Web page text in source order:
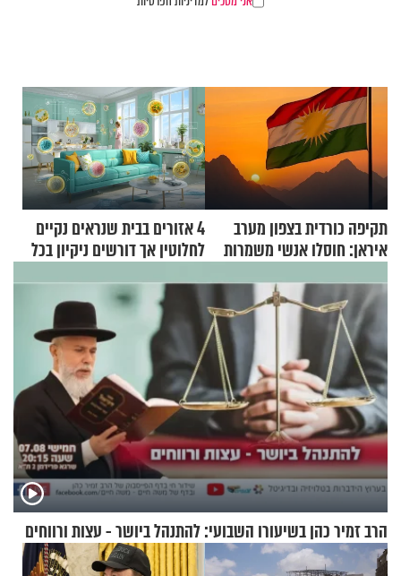
תקיפה כורדית בצפון מערב
איראן: חוסלו אנשי משמרות
4 אזורים בבית שנראים נקיים
לחלוטין אך דורשים ניקיון בכל
הרב זמיר כהן בשיעורו השבועי: להתנהל ביושר - עצות ורווחים